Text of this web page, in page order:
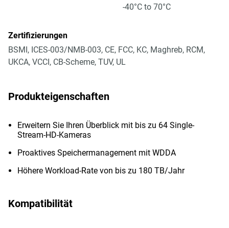
-40°C to 70°C
Zertifizierungen
BSMI, ICES-003/NMB-003, CE, FCC, KC, Maghreb, RCM,
UKCA, VCCI, CB-Scheme, TUV, UL
Produkteigenschaften
Erweitern Sie Ihren Überblick mit bis zu 64 Single-
Stream-HD-Kameras
Proaktives Speichermanagement mit WDDA
Höhere Workload-Rate von bis zu 180 TB/Jahr
Kompatibilität